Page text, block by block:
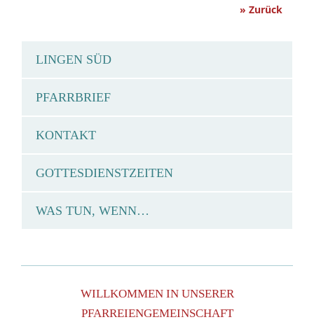
» Zurück
LINGEN SÜD
PFARRBRIEF
KONTAKT
GOTTESDIENSTZEITEN
WAS TUN, WENN…
WILLKOMMEN IN UNSERER
PFARREIENGEMEINSCHAFT